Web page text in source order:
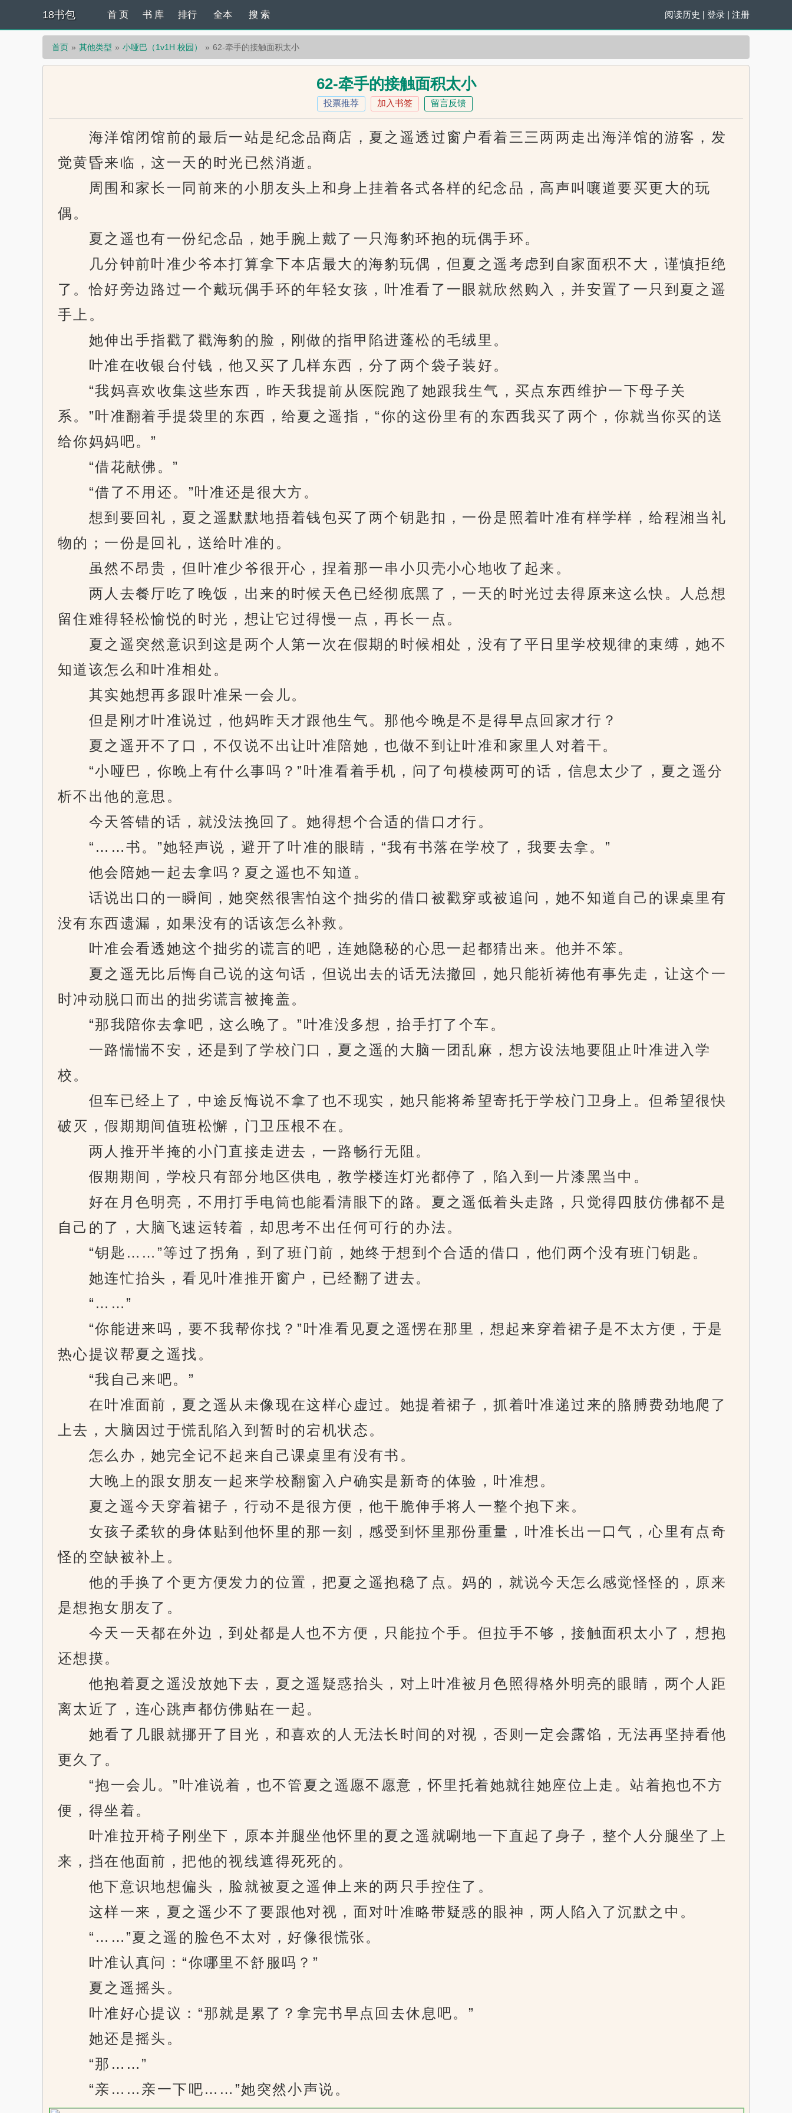
18书包 阅读历史 | 登录 | 注册
首 页 书 库 排行 全本 搜 索
首页 其他类型 小哑巴（1v1H 校园） 62-牵手的接触面积太小
62-牵手的接触面积太小
投票推荐 加入书签 留言反馈
海洋馆闭馆前的最后一站是纪念品商店，夏之遥透过窗户看着三三两两走出海洋馆的游客，发
觉黄昏来临，这一天的时光已然消逝。
周围和家长一同前来的小朋友头上和身上挂着各式各样的纪念品，高声叫嚷道要买更大的玩
偶。
夏之遥也有一份纪念品，她手腕上戴了一只海豹环抱的玩偶手环。
几分钟前叶准少爷本打算拿下本店最大的海豹玩偶，但夏之遥考虑到自家面积不大，谨慎拒绝
了。恰好旁边路过一个戴玩偶手环的年轻女孩，叶准看了一眼就欣然购入，并安置了一只到夏之遥
手上。
她伸出手指戳了戳海豹的脸，刚做的指甲陷进蓬松的毛绒里。
叶准在收银台付钱，他又买了几样东西，分了两个袋子装好。
“我妈喜欢收集这些东西，昨天我提前从医院跑了她跟我生气，买点东西维护一下母子关
系。”叶准翻着手提袋里的东西，给夏之遥指，“你的这份里有的东西我买了两个，你就当你买的送
给你妈妈吧。”
“借花献佛。”
“借了不用还。”叶准还是很大方。
想到要回礼，夏之遥默默地捂着钱包买了两个钥匙扣，一份是照着叶准有样学样，给程湘当礼
物的；一份是回礼，送给叶准的。
虽然不昂贵，但叶准少爷很开心，捏着那一串小贝壳小心地收了起来。
两人去餐厅吃了晚饭，出来的时候天色已经彻底黑了，一天的时光过去得原来这么快。人总想
留住难得轻松愉悦的时光，想让它过得慢一点，再长一点。
夏之遥突然意识到这是两个人第一次在假期的时候相处，没有了平日里学校规律的束缚，她不
知道该怎么和叶准相处。
其实她想再多跟叶准呆一会儿。
但是刚才叶准说过，他妈昨天才跟他生气。那他今晚是不是得早点回家才行？
夏之遥开不了口，不仅说不出让叶准陪她，也做不到让叶准和家里人对着干。
“小哑巴，你晚上有什么事吗？”叶准看着手机，问了句模棱两可的话，信息太少了，夏之遥分
析不出他的意思。
今天答错的话，就没法挽回了。她得想个合适的借口才行。
“……书。”她轻声说，避开了叶准的眼睛，“我有书落在学校了，我要去拿。”
他会陪她一起去拿吗？夏之遥也不知道。
话说出口的一瞬间，她突然很害怕这个拙劣的借口被戳穿或被追问，她不知道自己的课桌里有
没有东西遗漏，如果没有的话该怎么补救。
叶准会看透她这个拙劣的谎言的吧，连她隐秘的心思一起都猜出来。他并不笨。
夏之遥无比后悔自己说的这句话，但说出去的话无法撤回，她只能祈祷他有事先走，让这个一
时冲动脱口而出的拙劣谎言被掩盖。
“那我陪你去拿吧，这么晚了。”叶准没多想，抬手打了个车。
一路惴惴不安，还是到了学校门口，夏之遥的大脑一团乱麻，想方设法地要阻止叶准进入学
校。
但车已经上了，中途反悔说不拿了也不现实，她只能将希望寄托于学校门卫身上。但希望很快
破灭，假期期间值班松懈，门卫压根不在。
两人推开半掩的小门直接走进去，一路畅行无阻。
假期期间，学校只有部分地区供电，教学楼连灯光都停了，陷入到一片漆黑当中。
好在月色明亮，不用打手电筒也能看清眼下的路。夏之遥低着头走路，只觉得四肢仿佛都不是
自己的了，大脑飞速运转着，却思考不出任何可行的办法。
“钥匙……”等过了拐角，到了班门前，她终于想到个合适的借口，他们两个没有班门钥匙。
她连忙抬头，看见叶准推开窗户，已经翻了进去。
“……”
“你能进来吗，要不我帮你找？”叶准看见夏之遥愣在那里，想起来穿着裙子是不太方便，于是
热心提议帮夏之遥找。
“我自己来吧。”
在叶准面前，夏之遥从未像现在这样心虚过。她提着裙子，抓着叶准递过来的胳膊费劲地爬了
上去，大脑因过于慌乱陷入到暂时的宕机状态。
怎么办，她完全记不起来自己课桌里有没有书。
大晚上的跟女朋友一起来学校翻窗入户确实是新奇的体验，叶准想。
夏之遥今天穿着裙子，行动不是很方便，他干脆伸手将人一整个抱下来。
女孩子柔软的身体贴到他怀里的那一刻，感受到怀里那份重量，叶准长出一口气，心里有点奇
怪的空缺被补上。
他的手换了个更方便发力的位置，把夏之遥抱稳了点。妈的，就说今天怎么感觉怪怪的，原来
是想抱女朋友了。
今天一天都在外边，到处都是人也不方便，只能拉个手。但拉手不够，接触面积太小了，想抱
还想摸。
他抱着夏之遥没放她下去，夏之遥疑惑抬头，对上叶准被月色照得格外明亮的眼睛，两个人距
离太近了，连心跳声都仿佛贴在一起。
她看了几眼就挪开了目光，和喜欢的人无法长时间的对视，否则一定会露馅，无法再坚持看他
更久了。
“抱一会儿。”叶准说着，也不管夏之遥愿不愿意，怀里托着她就往她座位上走。站着抱也不方
便，得坐着。
叶准拉开椅子刚坐下，原本并腿坐他怀里的夏之遥就唰地一下直起了身子，整个人分腿坐了上
来，挡在他面前，把他的视线遮得死死的。
他下意识地想偏头，脸就被夏之遥伸上来的两只手控住了。
这样一来，夏之遥少不了要跟他对视，面对叶准略带疑惑的眼神，两人陷入了沉默之中。
“……”夏之遥的脸色不太对，好像很慌张。
叶准认真问：“你哪里不舒服吗？”
夏之遥摇头。
叶准好心提议：“那就是累了？拿完书早点回去休息吧。”
她还是摇头。
“那……”
“亲……亲一下吧……”她突然小声说。